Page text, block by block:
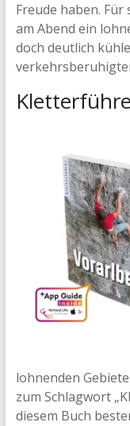
Freude haben.
am Abend ein
doch deutlich
lohnenden
zum Schlagwort
diesem Buch